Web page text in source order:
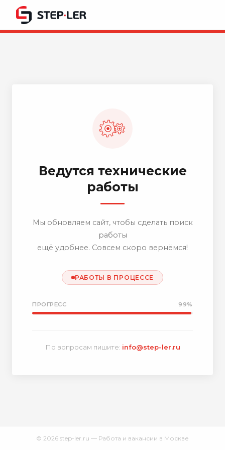
Ведутся технические
работы
Мы обновляем сайт, чтобы сделать поиск
работы
ещё удобнее. Совсем скоро вернёмся!
РАБОТЫ В ПРОЦЕССЕ
ПРОГРЕСС 99%
По вопросам пишите: info@step-ler.ru
© 2026 step-ler.ru — Работа и вакансии в Москве